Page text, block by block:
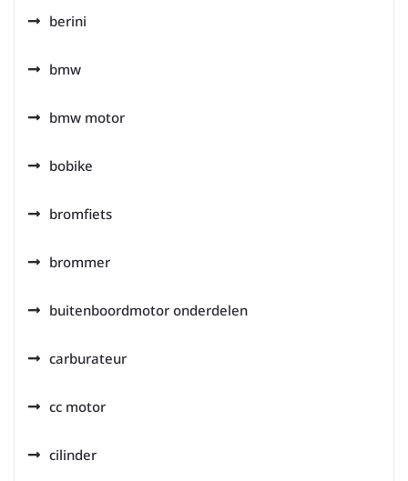
berini
bmw
bmw motor
bobike
bromfiets
brommer
buitenboordmotor onderdelen
carburateur
cc motor
cilinder